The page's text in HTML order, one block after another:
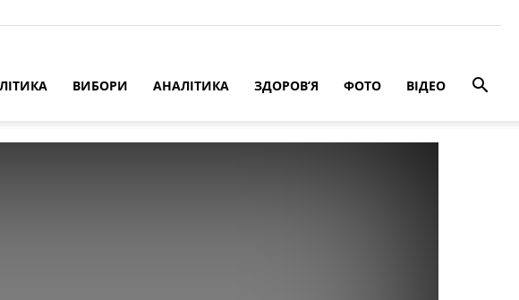
ВИБОРИ АНАЛІТИКА ЗДОРОВ’Я ФОТО ВІДЕО